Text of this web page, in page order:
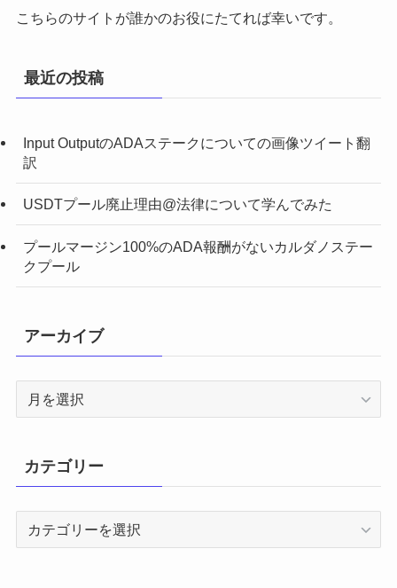
こちらのサイトが誰かのお役にたてれば幸いです。
最近の投稿
Input OutputのADAステークについての画像ツイート翻
訳
USDTプール廃止理由@法律について学んでみた
プールマージン100%のADA報酬がないカルダノステー
クプール
アーカイブ
ブ
カテゴリー